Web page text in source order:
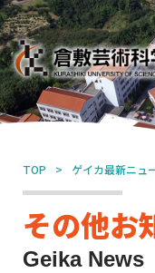
TOP ゲイカ最新ニュ
その他お
Geika News